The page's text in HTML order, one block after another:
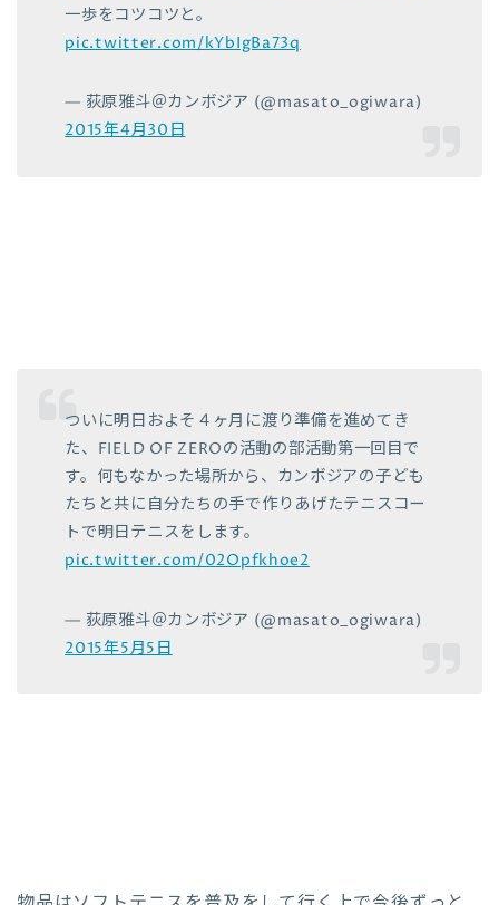
一歩をコツコツと。
pic.twitter.com/kYbIgBa73q
— 荻原雅斗＠カンボジア (@masato_ogiwara)
2015年4月30日
ついに明日およそ４ヶ月に渡り準備を進めてき
た、FIELD OF ZEROの活動の部活動第一回目で
す。何もなかった場所から、カンボジアの子ども
たちと共に自分たちの手で作りあげたテニスコー
トで明日テニスをします。
pic.twitter.com/02Opfkhoe2
— 荻原雅斗＠カンボジア (@masato_ogiwara)
2015年5月5日